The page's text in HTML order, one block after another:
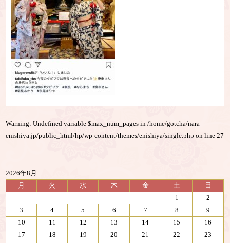
Warning: Undefined variable $max_num_pages in/home/gotcha/nara-
enishiya.jp/public_html/hp/wp-content/themes/enishiya/single.php on line27
2026年8月
月
火 水 木 金 土
日
1
2
3
4 5 6 7 8
9
10
11 12 13 14 15
16
17
18 19 20 21 22
23